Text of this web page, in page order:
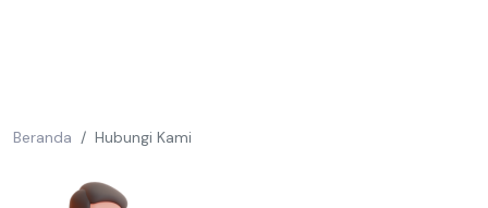
Beranda Hubungi Kami